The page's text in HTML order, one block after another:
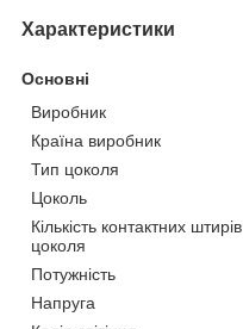
Характеристики
Основні
Виробник
Країна виробник
Тип цоколя
Цоколь
Кількість контактних штирів
цоколя
Потужність
Напруга